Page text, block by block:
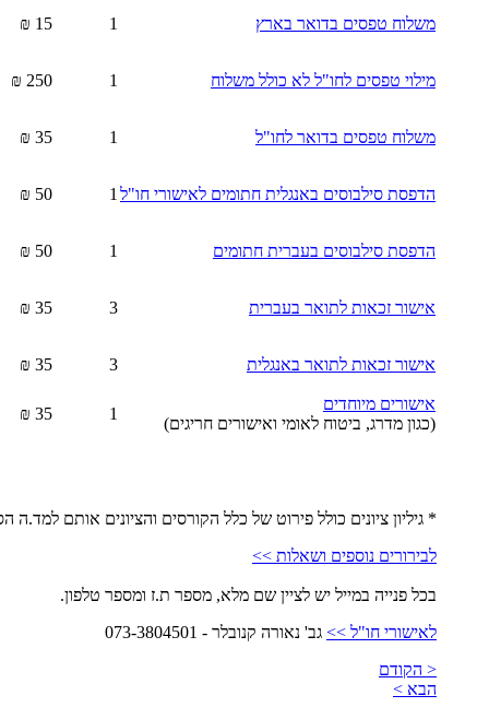
משלוח טפסים בדואר בארץ 1
15 ₪
מילוי טפסים לחו"ל לא כולל משלוח 1
250 ₪
משלוח טפסים בדואר לחו"ל 1
35 ₪
הדפסת סילבוסים באנגלית חתומים לאישורי חו"ל1
50 ₪
הדפסת סילבוסים בעברית חתומים 1
50 ₪
אישור זכאות לתואר בעברית 3
35 ₪
אישור זכאות לתואר באנגלית 3
35 ₪
אישורים מיוחדים
(כגון מדרג, ביטוח לאומי ואישורים חריגים)
1
35 ₪
* גיליון ציונים כולל פירוט של כלל הקורסים והציונים אותם
לבירורים נוספים ושאלות >>
בכל פנייה במייל יש לציין שם מלא, מספר ת.ז ומספר טלפון.
לאישורי חו"ל >> גב' נאורה קנובלר - 073-3804501
< הקודם
הבא >